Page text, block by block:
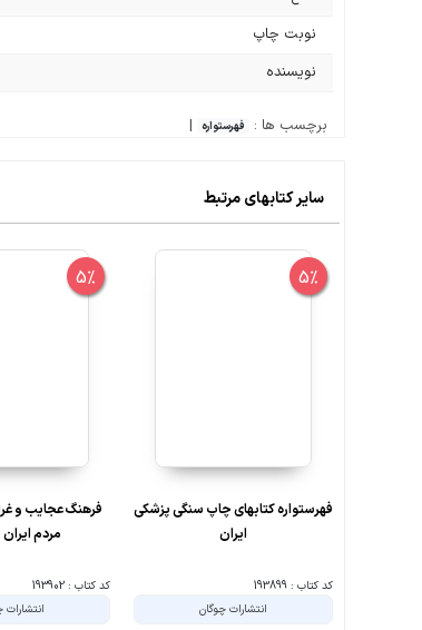
نوبت چاپ
نویسنده
برچسب ها : فهرستواره |
سایر کتابهای مرتبط
5%
فهرستواره کتابهای چاپ سنگی پزشکی
ایران
کد کتاب : 193899
انتشارات چوگان
5%
فرهنگ عجایب و
مردم
کد کتاب : 193902
انتشارات